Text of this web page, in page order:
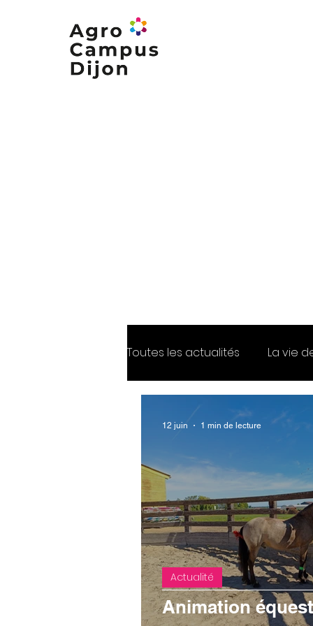
Toutes les actualités La vie
Offres d'emploi
Animation
Actualité
12 juin 1 min de lecture